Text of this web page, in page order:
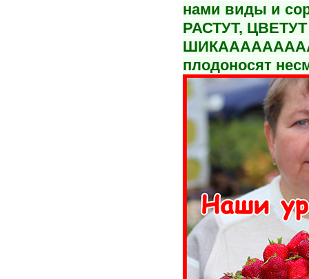
нами виды и
РАСТУТ,
плодоносят